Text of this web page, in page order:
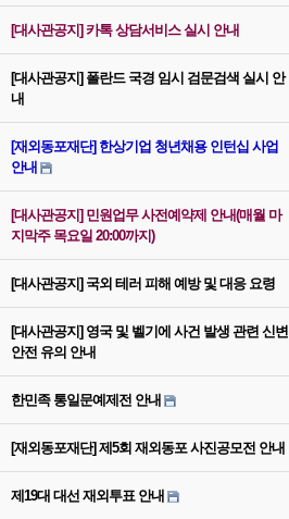
[대사관공지] 카톡 상담서비스 실시 안내
[대사관공지] 폴란드 국경 임시 검문검색 실시 안
내
[재외동포재단] 한상기업 청년채용 인턴십 사업
안내
[대사관공지] 민원업무 사전예약제 안내(매월 마
지막주 목요일 20:00까지)
[대사관공지] 국외 테러 피해 예방 및 대응 요령
[대사관공지] 영국 및 벨기에 사건 발생 관련 신변
안전 유의 안내
한민족 통일문예제전 안내
[재외동포재단] 제5회 재외동포 사진공모전 안내
제19대 대선 재외투표 안내